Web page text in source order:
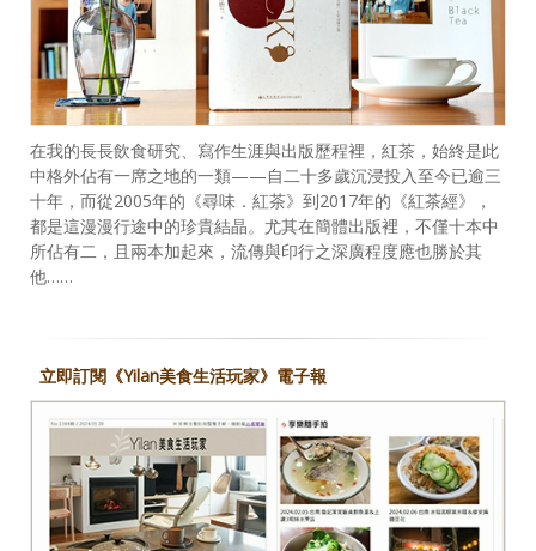
在我的長長飲食研究、寫作生涯與出版歷程裡，紅茶，始終是此
中格外佔有一席之地的一類——自二十多歲沉浸投入至今已逾三
十年，而從2005年的《尋味．紅茶》到2017年的《紅茶經》，
都是這漫漫行途中的珍貴結晶。尤其在簡體出版裡，不僅十本中
所佔有二，且兩本加起來，流傳與印行之深廣程度應也勝於其
他……
立即訂閱《Yilan美食生活玩家》電子報